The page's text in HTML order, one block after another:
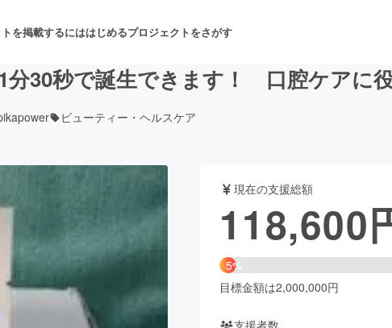
を掲載するにははじめるプロジェクトをさがす
舞台・パフォーマンス
ス開発 フード・飲食店 ファ
アニメ・漫画
分30秒で誕生できます！ 口腔ケアに役
ビューティー・ヘルスケア
現在の支援総額
118,600
5%
目標金額は2,000,000円
支援者数